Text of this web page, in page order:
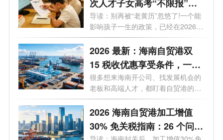
次人才子女高考“不限报”正
式取消！事关孩子考大学，
这些新规家长必须懂
导读：别再被“老黄历”忽悠了!一个能
影响孩子一生的政策，已经在2026年
彻...
2026 最新：海南自贸港双
15 税收优惠享受条件，一文
讲透
很多想来海南开公司、找发展机会的
老板和高端人才，都盯着自贸港的双
15税...
2026 海南自贸港加工增值
30% 免关税指南：26 个问题